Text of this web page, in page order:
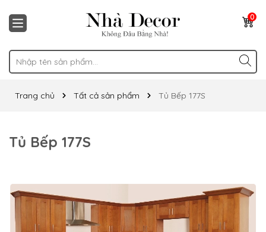
0
Trang chủ Tất cả sản phẩm Tủ Bếp 177S
Tủ Bếp 177S